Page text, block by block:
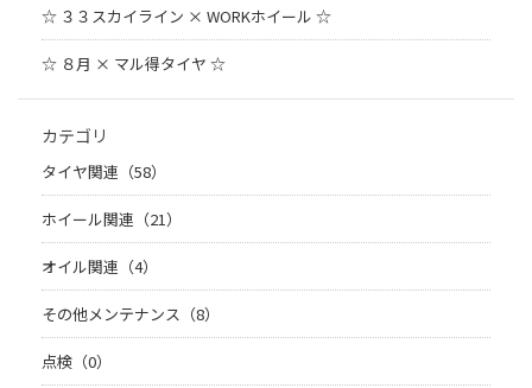
☆ ３３スカイライン × WORKホイール ☆
☆ ８月 × マル得タイヤ ☆
カテゴリ
タイヤ関連（58）
ホイール関連（21）
オイル関連（4）
その他メンテナンス（8）
点検（0）